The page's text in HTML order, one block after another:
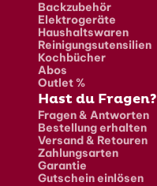
Backzubehör
Elektrogeräte
Haushaltswaren
Reinigungsutensilien
Kochbücher
Abos
Outlet %
Hast du Fragen?
Fragen & Antworten
Bestellung erhalten
Versand & Retouren
Zahlungsarten
Garantie
Gutschein einlösen